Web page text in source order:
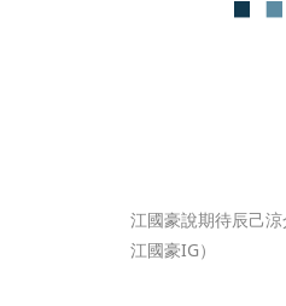
江國豪說期待辰己
江國豪IG）